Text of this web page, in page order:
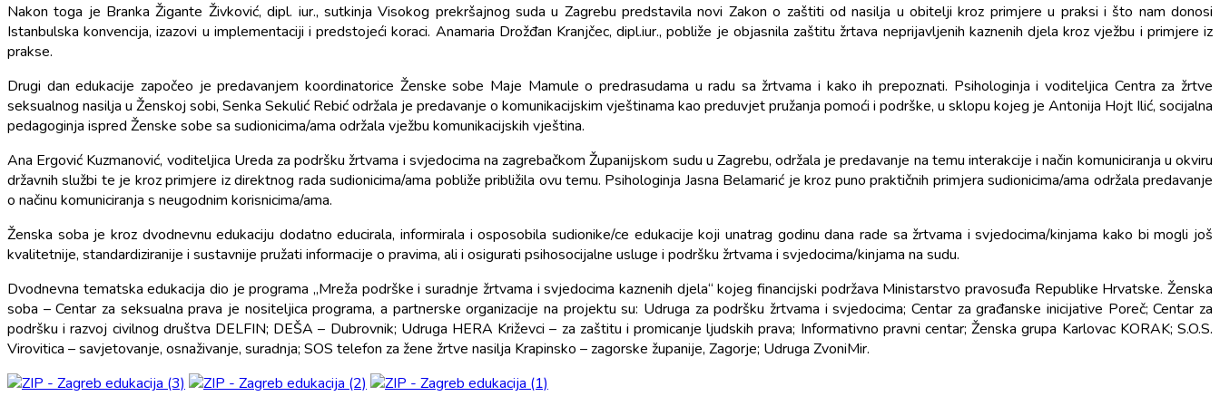
Nakon toga je Branka Žigante Živković, dipl. iur., sutkinja Visokog prekršajnog suda u Zagrebu predstavila novi Zakon o zaštiti od nasilja u obitelji kroz primjere u praksi i što nam donosi
Istanbulska konvencija, izazovi u implementaciji i predstojeći koraci. Anamaria Drožđan Kranjčec, dipl.iur., pobliže je objasnila zaštitu žrtava neprijavljenih kaznenih djela kroz vježbu i primjere iz
prakse.
Drugi dan edukacije započeo je predavanjem koordinatorice Ženske sobe Maje Mamule o predrasudama u radu sa žrtvama i kako ih prepoznati. Psihologinja i voditeljica Centra za žrtve
seksualnog nasilja u Ženskoj sobi, Senka Sekulić Rebić održala je predavanje o komunikacijskim vještinama kao preduvjet pružanja pomoći i podrške, u sklopu kojeg je Antonija Hojt Ilić, socijalna
pedagoginja ispred Ženske sobe sa sudionicima/ama održala vježbu komunikacijskih vještina.
Ana Ergović Kuzmanović, voditeljica Ureda za podršku žrtvama i svjedocima na zagrebačkom Županijskom sudu u Zagrebu, održala je predavanje na temu interakcije i način komuniciranja u okviru
državnih službi te je kroz primjere iz direktnog rada sudionicima/ama pobliže približila ovu temu. Psihologinja Jasna Belamarić je kroz puno praktičnih primjera sudionicima/ama održala predavanje
o načinu komuniciranja s neugodnim korisnicima/ama.
Ženska soba je kroz dvodnevnu edukaciju dodatno educirala, informirala i osposobila sudionike/ce edukacije koji unatrag godinu dana rade sa žrtvama i svjedocima/kinjama kako bi mogli još
kvalitetnije, standardiziranije i sustavnije pružati informacije o pravima, ali i osigurati psihosocijalne usluge i podršku žrtvama i svjedocima/kinjama na sudu.
Dvodnevna tematska edukacija dio je programa „Mreža podrške i suradnje žrtvama i svjedocima kaznenih djela“ kojeg financijski podržava Ministarstvo pravosuđa Republike Hrvatske. Ženska
soba – Centar za seksualna prava je nositeljica programa, a partnerske organizacije na projektu su: Udruga za podršku žrtvama i svjedocima; Centar za građanske inicijative Poreč; Centar za
podršku i razvoj civilnog društva DELFIN; DEŠA – Dubrovnik; Udruga HERA Križevci – za zaštitu i promicanje ljudskih prava; Informativno pravni centar; Ženska grupa Karlovac KORAK; S.O.S.
Virovitica – savjetovanje, osnaživanje, suradnja; SOS telefon za žene žrtve nasilja Krapinsko – zagorske županije, Zagorje; Udruga ZvoniMir.